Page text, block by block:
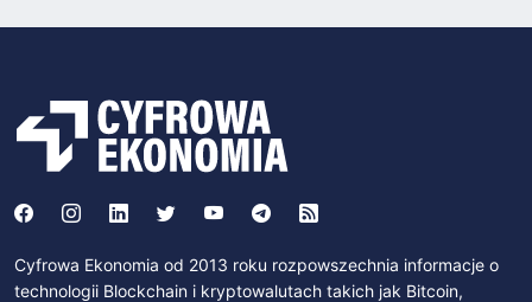
Cyfrowa Ekonomia od 2013 roku rozpowszechnia informacje o
technologii Blockchain i kryptowalutach takich jak Bitcoin,